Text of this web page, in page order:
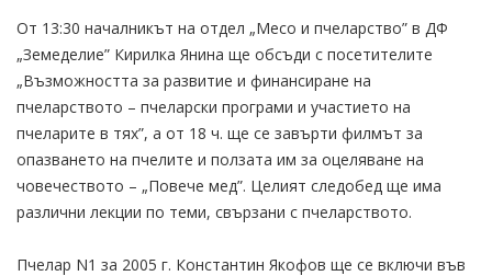
От 13:30 началникът на отдел „Месо и пчеларство” в ДФ
„Земеделие” Кирилка Янина ще обсъди с посетителите
„Възможността за развитие и финансиране на
пчеларството – пчеларски програми и участието на
пчеларите в тях”, а от 18 ч. ще се завърти филмът за
опазването на пчелите и ползата им за оцеляване на
човечеството – „Повече мед”. Целият следобед ще има
различни лекции по теми, свързани с пчеларството.
Пчелар N1 за 2005 г. Константин Якофов ще се включи във